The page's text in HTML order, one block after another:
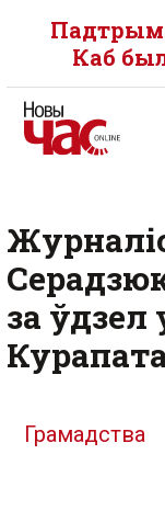
Каб
за
Грамадства